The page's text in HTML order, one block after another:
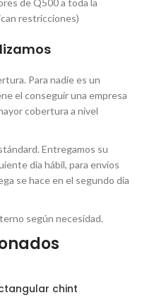
de Q500 a toda la
restricciones)
Para nadie es un
el conseguir una empresa
cobertura a nivel
Entregamos su
dia hábil, para envios
se hace en el segundo dia
según necesidad.
chint